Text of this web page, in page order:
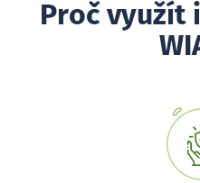
Proč využít